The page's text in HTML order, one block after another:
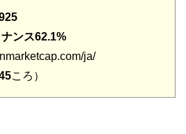
ンス62.1%
ja/
ころ）